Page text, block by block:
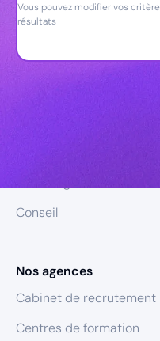
Vous pouvez modifier vos
résultats
Conseil
Nos agences
Cabinet de recrutement
Centres de formation